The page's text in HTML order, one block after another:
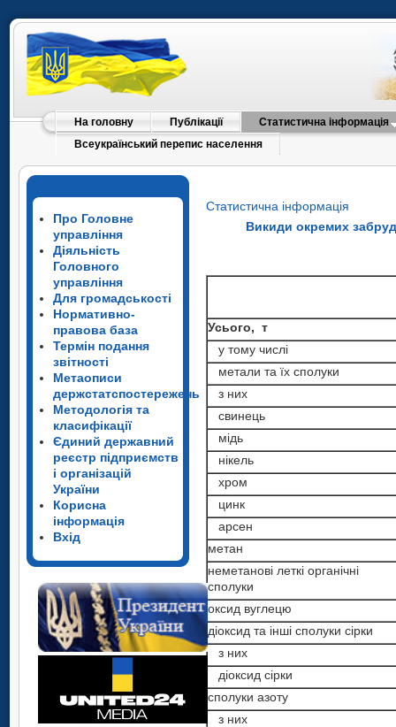
На головну Публікації
Статистична інформація
Всеукраїнський перепис населення
Про Головне
управління
Діяльність
Головного
управління
Для громадськості
Нормативно-
правова база
Термін подання
звітності
Метаописи
держстатспостережень
Методологія та
класифікації
Єдиний державний
реєстр підприємств
і організацій
України
Корисна
інформація
Вхід
Статистична інформація
Викиди окремих
Усього, т
у тому числі
метали та їх сполуки
з них
свинець
мідь
нікель
хром
цинк
арсен
метан
неметанові леткі органічні
сполуки
оксид вуглецю
діоксид та інші сполуки сірки
з них
діоксид сірки
сполуки азоту
з них